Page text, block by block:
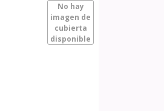
No hay
imagen de
cubierta
disponible